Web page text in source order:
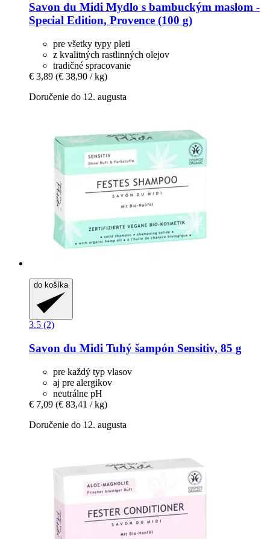
Savon du Midi Mydlo s bambuckým maslom -​
Special Edition, Provence (100 g)
pre všetky typy pleti
z kvalitných rastlinných olejov
tradičné spracovanie
€ 3,89 (€ 38,90 / kg)
Doručenie do 12. augusta
do košíka
3.5 (2)
Savon du Midi Tuhý šampón Sensitiv, 85 g
pre každý typ vlasov
aj pre alergikov
neutrálne pH
€ 7,09 (€ 83,41 / kg)
Doručenie do 12. augusta